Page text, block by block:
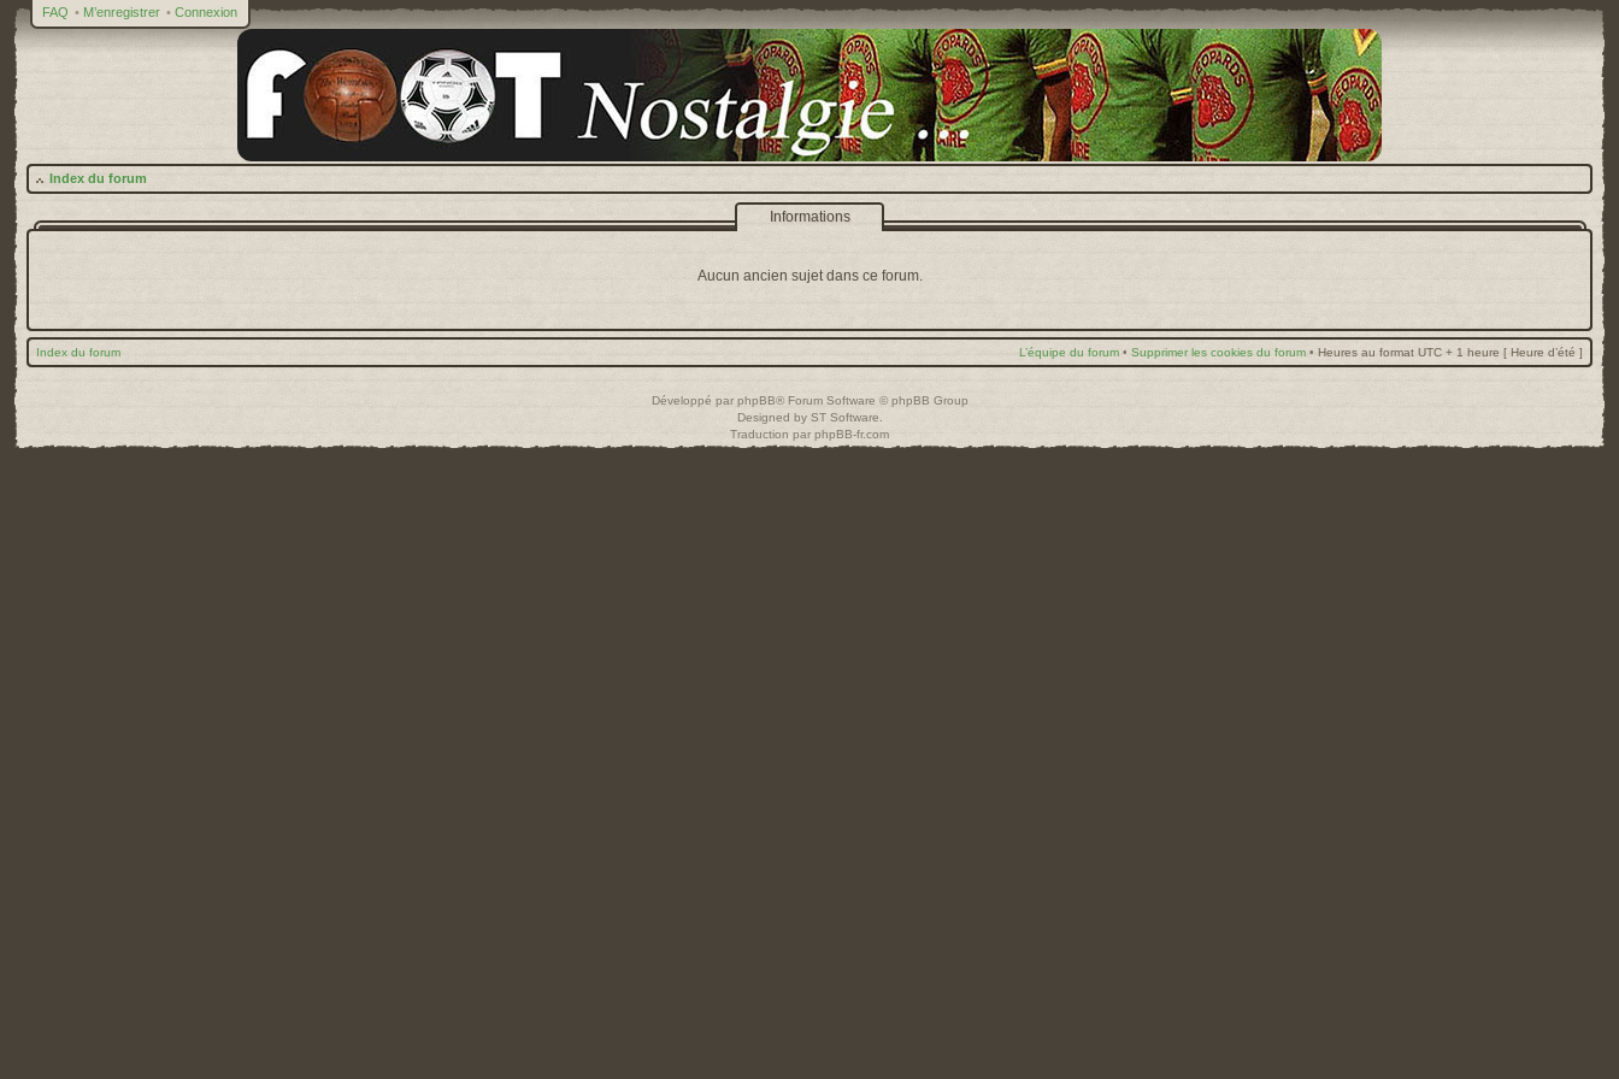
FAQ • M’enregistrer • Connexion
Index du forum
Informations
Aucun ancien sujet dans ce forum.
Index du forum L’équipe du forum • Supprimer les cookies du forum • Heures au format UTC + 1 heure [ Heure d’été ]
Développé par phpBB® Forum Software © phpBB Group
Designed by ST Software
Traduction par phpBB-fr.com